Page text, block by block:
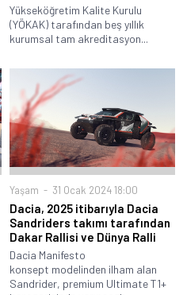
Yükseköğretim Kalite Kurulu
(YÖKAK) tarafından beş yıllık
kurumsal tam akreditasyon...
Yaşam 31 Ocak 2024 18:00
Dacia, 2025 itibarıyla Dacia
Sandriders takımı tarafından
Dakar Rallisi ve Dünya Ralli
Dacia Manifesto
konsept modelinden ilham alan
Sandrider, premium Ultimate T1+